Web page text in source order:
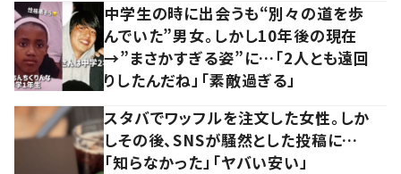
中学生の時に出会うも“別々の道を歩
んでいた”男女。しかし10年後の現在
→”まさかすぎる姿”に…「2人とも遠回
りしたんだね」「素敵過ぎる」
スタバでワッフルを注文した女性。しか
しその後、SNSが騒然とした投稿に…
「知らなかった」「ヤバい安い」